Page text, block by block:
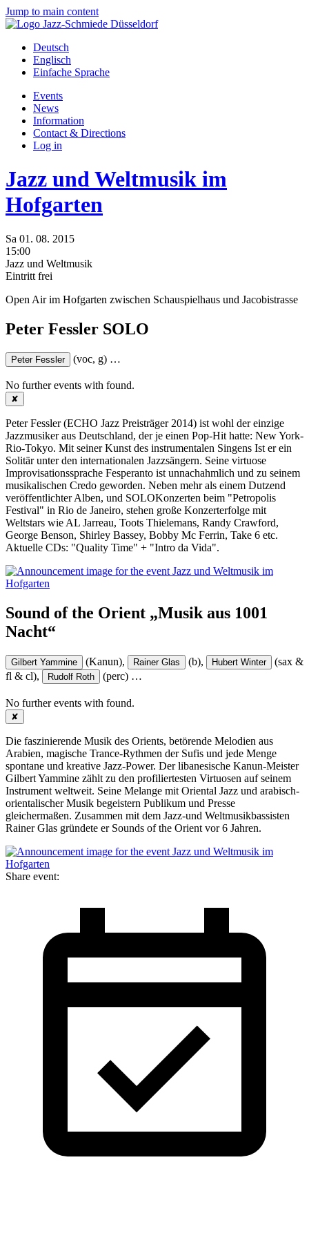
Jump to main content
Deutsch
Englisch
Einfache Sprache
Events
News
Information
Contact & Directions
Log in
Jazz und Weltmusik im
Hofgarten
Sa 01. 08. 2015
15:00
Jazz und Weltmusik
Eintritt frei
Open Air im Hofgarten zwischen Schauspielhaus und Jacobistrasse
Peter Fessler SOLO
Peter Fessler (voc, g) …
No further events with found.
✘
Peter Fessler (ECHO Jazz Preisträger 2014) ist wohl der einzige
Jazzmusiker aus Deutschland, der je einen Pop-Hit hatte: New York-
Rio-Tokyo. Mit seiner Kunst des instrumentalen Singens Ist er ein
Solitär unter den internationalen Jazzsängern. Seine virtuose
Improvisationssprache Fesperanto ist unnachahmlich und zu seinem
musikalischen Credo geworden. Neben mehr als einem Dutzend
veröffentlichter Alben, und SOLOKonzerten beim "Petropolis
Festival" in Rio de Janeiro, stehen große Konzerterfolge mit
Weltstars wie AL Jarreau, Toots Thielemans, Randy Crawford,
George Benson, Shirley Bassey, Bobby Mc Ferrin, Take 6 etc.
Aktuelle CDs: "Quality Time" + "Intro da Vida".
Sound of the Orient „Musik aus 1001
Nacht“
Gilbert Yammine (Kanun), Rainer Glas (b), Hubert Winter
(sax &
fl & cl),
Rudolf Roth (perc) …
No further events with found.
✘
Die faszinierende Musik des Orients, betörende Melodien aus
Arabien, magische Trance-Rythmen der Sufis und jede Menge
spontane und kreative Jazz-Power. Der libanesische Kanun-Meister
Gilbert Yammine zählt zu den profiliertesten Virtuosen auf seinem
Instrument weltweit. Seine Melange mit Oriental Jazz und arabisch-
orientalischer Musik begeistern Publikum und Presse
gleichermaßen. Zusammen mit dem Jazz-und Weltmusikbassisten
Rainer Glas gründete er Sounds of the Orient vor 6 Jahren.
Share event: